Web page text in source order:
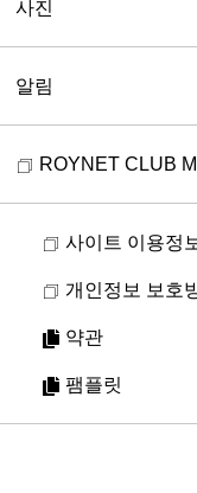
사진
알림
ROYNET CLUB
사이트 이용정
개인정보 보호
약관
팸플릿